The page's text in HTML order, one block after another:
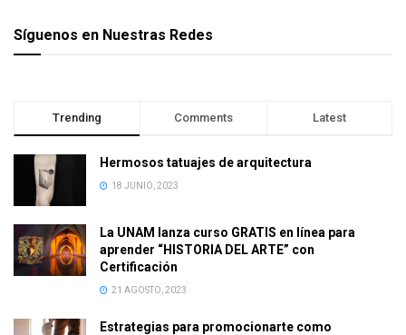
Síguenos en Nuestras Redes
Trending Comments Latest
Hermosos tatuajes de arquitectura
18 JUNIO, 2023
La UNAM lanza curso GRATIS en línea para
aprender “HISTORIA DEL ARTE” con
Certificación
21 AGOSTO, 2023
Estrategias para promocionarte como